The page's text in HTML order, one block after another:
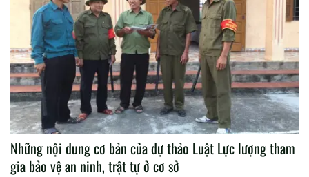
Những nội dung cơ bản của dự thảo Luật Lực lượng tham
gia bảo vệ an ninh, trật tự ở cơ sở